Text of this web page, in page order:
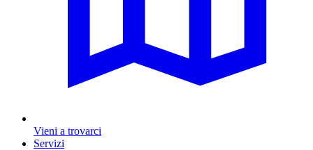
Vieni a trovarci
Servizi